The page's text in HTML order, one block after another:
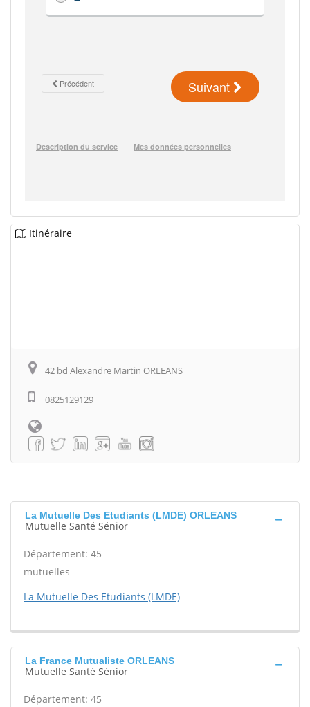
Itinéraire
42 bd Alexandre Martin ORLEANS
0825129129
La Mutuelle Des Etudiants (LMDE) ORLEANS
Mutuelle Santé Sénior
Département: 45
mutuelles
La Mutuelle Des Etudiants (LMDE)
La France Mutualiste ORLEANS
Mutuelle Santé Sénior
Département: 45